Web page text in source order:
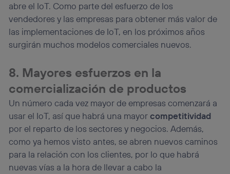
abre el IoT. Como parte del esfuerzo de los
vendedores y las empresas para obtener más valor de
las implementaciones de IoT, en los próximos años
surgirán muchos modelos comerciales nuevos.
8. Mayores esfuerzos en la
comercialización de productos
Un número cada vez mayor de empresas comenzará a
usar el IoT, así que habrá una mayorcompetitividad
por el reparto de los sectores y negocios. Además,
como ya hemos visto antes, se abren nuevos caminos
para la relación con los clientes, por lo que habrá
nuevas vías a la hora de llevar a cabo la